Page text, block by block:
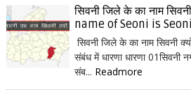
सिवनी जिले के का नाम
name of Seoni is
सिवनी जिले के का नाम सिवनी
संबंध में धारणा धारणा 01सिवनी
संब... Readmore